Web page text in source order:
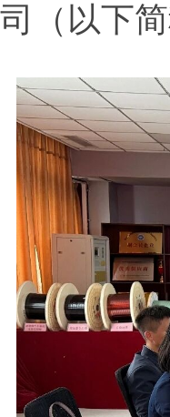
司（以下